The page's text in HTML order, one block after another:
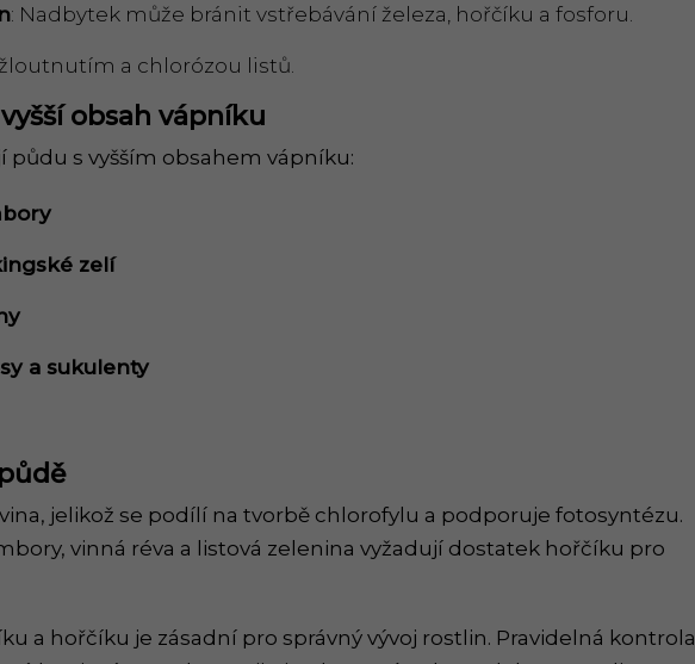
: Nadbytek může bránit vstřebávání železa, hořčíku a fosforu.
a chlorózou listů.
obsah vápníku
s vyšším obsahem vápníku:
é zelí
a sukulenty
jelikož se podílí na tvorbě chlorofylu a podporuje fotosyntézu.
vinná réva a listová zelenina vyžadují dostatek hořčíku pro
a hořčíku je zásadní pro správný vývoj rostlin. Pravidelná kontrola